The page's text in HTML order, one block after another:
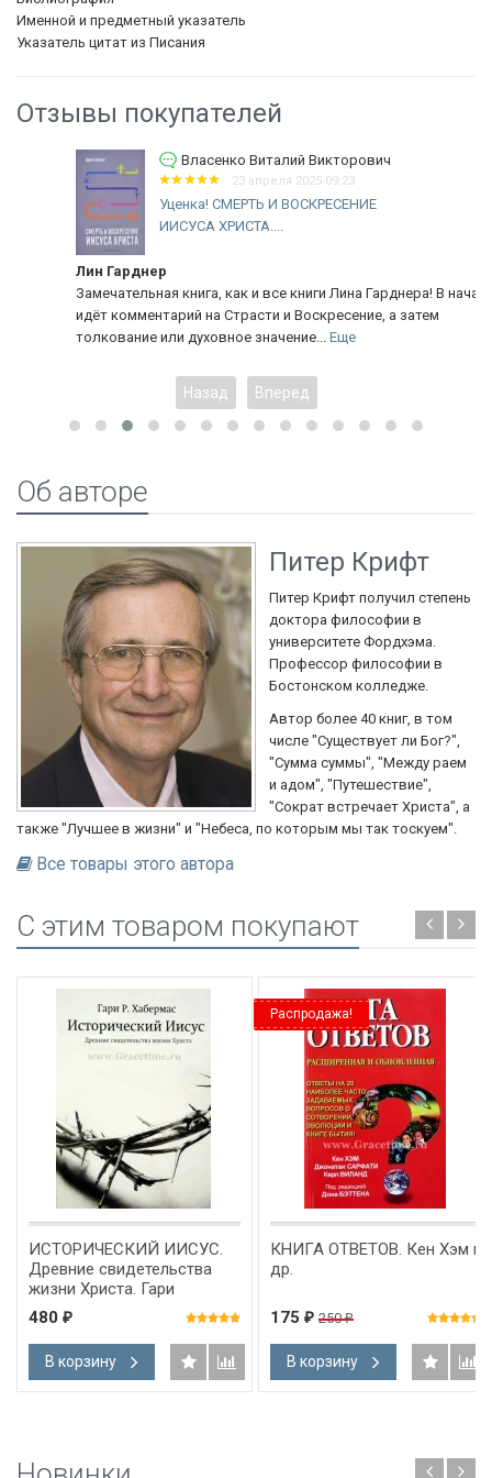
Именной и предметный указатель
Указатель цитат из Писания
Отзывы покупателей
Власенко Виталий Викторович
23 апреля 2025 09:23
Уценка! СМЕРТЬ И ВОСКРЕСЕНИЕ
ИИСУСА ХРИСТА....
Лин Гарднер
Замечательная книга, как и все книги Лина Гарднера! В начале
идёт комментарий на Страсти и Воскресение, а затем
толкование или духовное значение...Еще
Назад Вперед
Об авторе
Питер Крифт
Питер Крифт получил степень
доктора философии в
университете Фордхэма.
Профессор философии в
Бостонском колледже.
Автор более 40 книг, в том
числе "Существует ли Бог?",
"Сумма суммы", "Между раем
и адом", "Путешествие",
"Сократ встречает Христа", а
также "Лучшее в жизни" и "Небеса, по которым мы так тоскуем".
Все товары этого автора
C этим товаром покупают
ИСТОРИЧЕСКИЙ ИИСУС.
Древние свидетельства
жизни Христа. Гари
Хабермас
480 ₽
В корзину
Распродажа!
КНИГА ОТВЕТОВ. Кен Хэм и
др.
175 ₽ 250₽
В корзину